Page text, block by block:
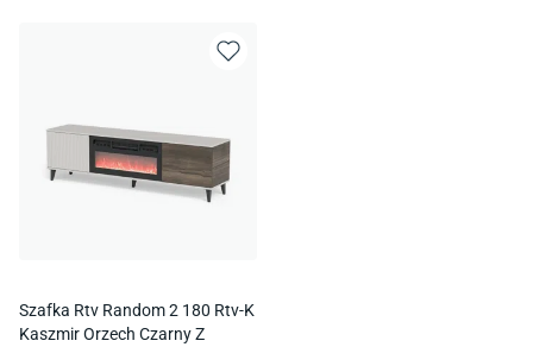
Szafka Rtv Random 2 180 Rtv-K
Kaszmir Orzech Czarny Z